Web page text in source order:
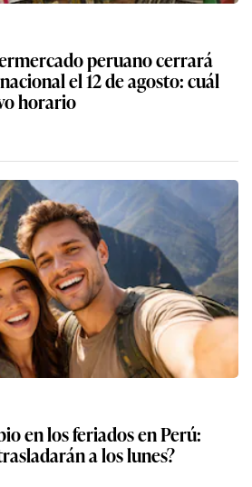
peruano cerrará
el 12 de agosto: cuál
horario
en los feriados en Perú:
a los lunes?